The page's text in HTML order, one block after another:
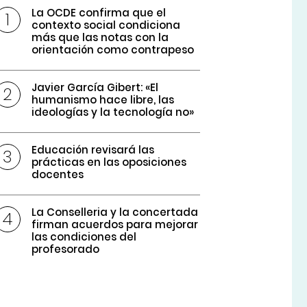
La OCDE confirma que el
contexto social condiciona
más que las notas con la
orientación como contrapeso
Javier García Gibert: «El
humanismo hace libre, las
ideologías y la tecnología no»
Educación revisará las
prácticas en las oposiciones
docentes
La Conselleria y la concertada
firman acuerdos para mejorar
las condiciones del
profesorado